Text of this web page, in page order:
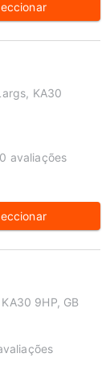
KA30
avaliações
9HP, GB